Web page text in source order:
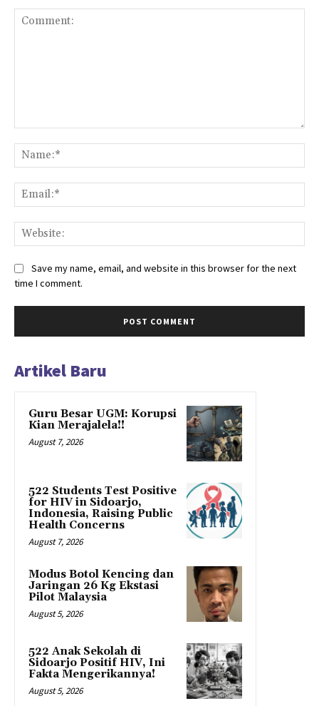
Save my name, email, and website in this browser for the next
time I comment.
Artikel Baru
Guru Besar UGM: Korupsi
Kian Merajalela!!
August 7, 2026
522 Students Test Positive
for HIV in Sidoarjo,
Indonesia, Raising Public
Health Concerns
August 7, 2026
Modus Botol Kencing dan
Jaringan 26 Kg Ekstasi
Pilot Malaysia
August 5, 2026
522 Anak Sekolah di
Sidoarjo Positif HIV, Ini
Fakta Mengerikannya!
August 5, 2026